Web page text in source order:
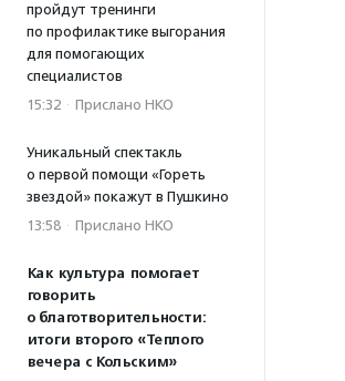
пройдут тренинги
по профилактике выгорания
для помогающих
специалистов
15:32 · Прислано НКО
Уникальный спектакль
о первой помощи «Гореть
звездой» покажут в Пушкино
13:58 · Прислано НКО
Как культура помогает
говорить
о благотворительности:
итоги второго «Теплого
вечера с Кольским»